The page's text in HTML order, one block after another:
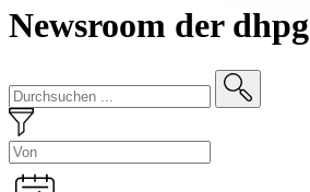
Newsroom der dhpg